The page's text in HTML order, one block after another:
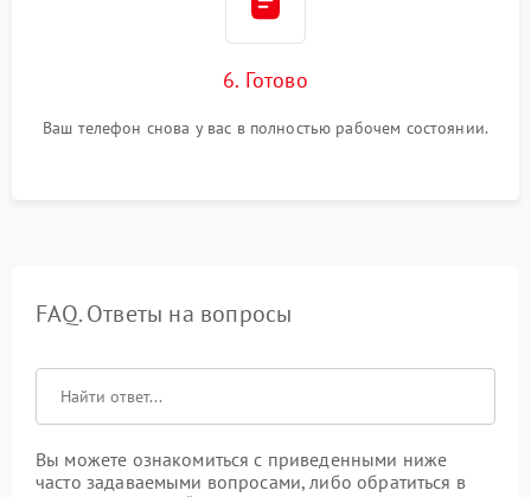
6. Готово
Ваш телефон снова у вас в полностью рабочем состоянии.
FAQ. Ответы на вопросы
Вы можете ознакомиться с приведенными ниже
часто задаваемыми вопросами, либо обратиться в